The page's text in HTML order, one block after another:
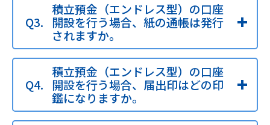
積立預金（エンドレス型）の口座
開設を行う場合、紙の通帳は発行
されますか。
積立預金（エンドレス型）の口座
開設を行う場合、届出印はどの印
鑑になりますか。